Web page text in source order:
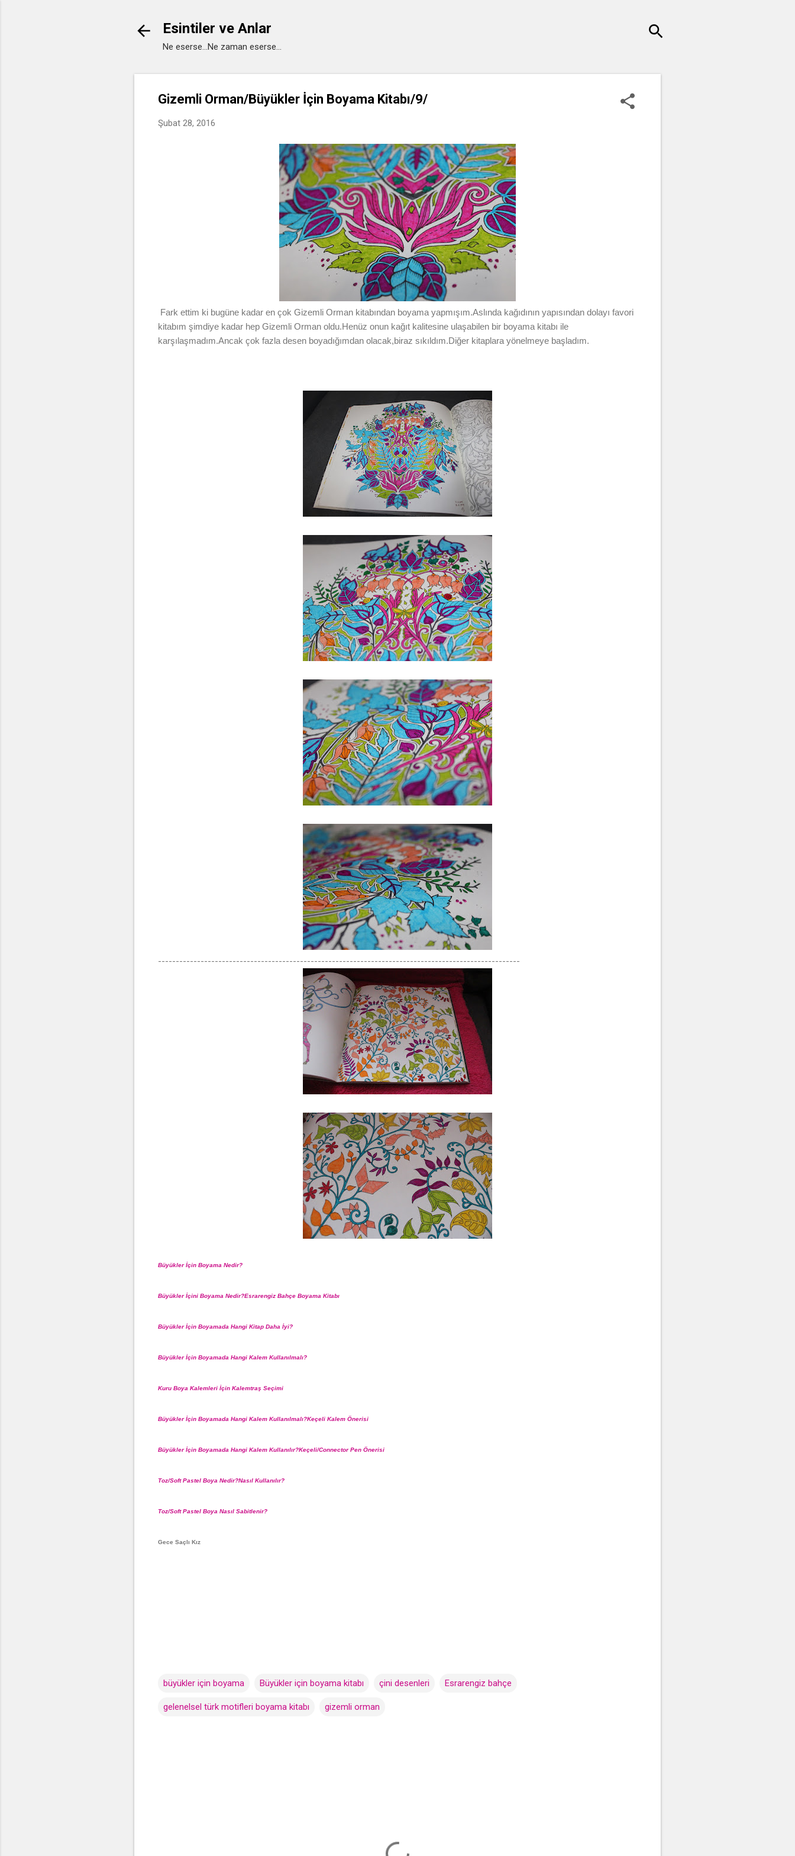
Esintiler ve Anlar
Ne eserse...Ne zaman eserse...
Gizemli Orman/Büyükler İçin Boyama Kitabı/9/
Şubat 28, 2016
Fark ettim ki bugüne kadar en çok Gizemli Orman kitabından boyama yapmışım.Aslında kağıdının yapısından dolayı favori
kitabım şimdiye kadar hep Gizemli Orman oldu.Henüz onun kağıt kalitesine ulaşabilen bir boyama kitabı ile
karşılaşmadım.Ancak çok fazla desen boyadığımdan olacak,biraz sıkıldım.Diğer kitaplara yönelmeye başladım.
------------------------------------------------------------------------------------------------------
Büyükler İçin Boyama Nedir?
Büyükler İçini Boyama Nedir?Esrarengiz Bahçe Boyama Kitabı
Büyükler İçin Boyamada Hangi Kitap Daha İyi?
Büyükler İçin Boyamada Hangi Kalem Kullanılmalı?
Kuru Boya Kalemleri İçin Kalemtraş Seçimi
Büyükler İçin Boyamada Hangi Kalem Kullanılmalı?Keçeli Kalem Önerisi
Büyükler İçin Boyamada Hangi Kalem Kullanılır?Keçeli/Connector Pen Önerisi
Toz/Soft Pastel Boya Nedir?Nasıl Kullanılır?
Toz/Soft Pastel Boya Nasıl Sabitlenir?
Gece Saçlı Kız
büyükler için boyama Büyükler için boyama kitabı çini desenleri Esrarengiz bahçe
gelenelsel türk motifleri boyama kitabı gizemli orman